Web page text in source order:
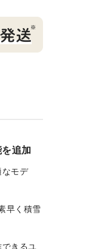
追加
なモデ
早く積雪
きるユ